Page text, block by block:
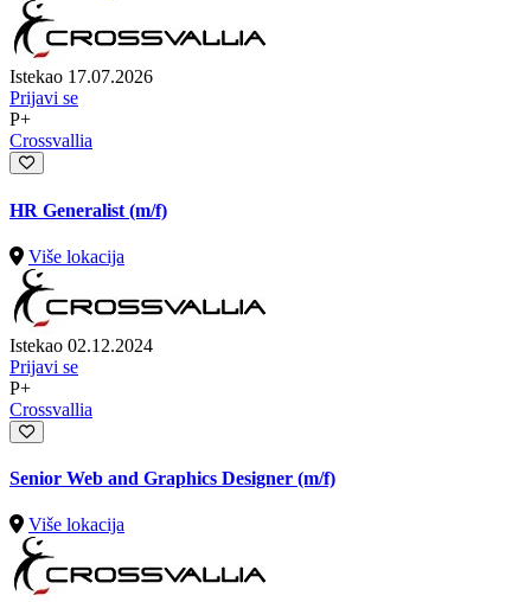
Istekao 17.07.2026
Prijavi se
P+
Crossvallia
HR Generalist (m/f)
Više lokacija
Istekao 02.12.2024
Prijavi se
P+
Crossvallia
Senior Web and Graphics Designer (m/f)
Više lokacija